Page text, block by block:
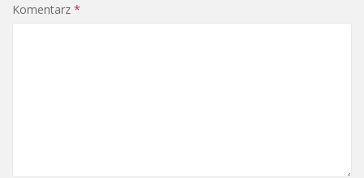
Komentarz *